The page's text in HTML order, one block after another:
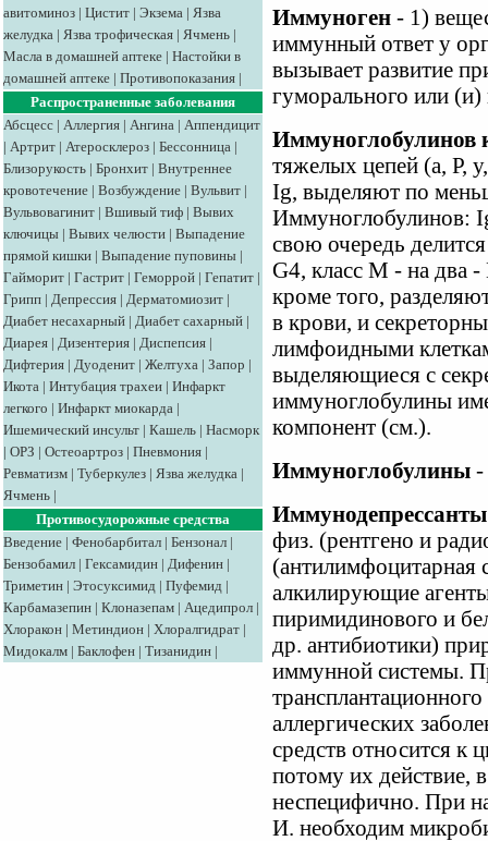
авитоминоз | Цистит | Экзема | Язва
желудка | Язва трофическая | Ячмень |
Масла в домашней аптеке | Настойки в
домашней аптеке | Противопоказания |
Распространенные заболевания
Абсцесс | Аллергия | Ангина | Аппендицит
| Артрит | Атеросклероз | Бессонница |
Близорукость | Бронхит | Внутреннее
кровотечение | Возбуждение | Вульвит |
Вульвовагинит | Вшивый тиф | Вывих
ключицы | Вывих челюсти | Выпадение
прямой кишки | Выпадение пуповины |
Гайморит | Гастрит | Геморрой | Гепатит |
Грипп | Депрессия | Дерматомиозит |
Диабет несахарный | Диабет сахарный |
Диарея | Дизентерия | Диспепсия |
Дифтерия | Дуоденит | Желтуха | Запор |
Икота | Интубация трахеи | Инфаркт
легкого | Инфаркт миокарда |
Ишемический инсульт | Кашель | Насморк
| ОРЗ | Остеоартроз | Пневмония |
Ревматизм | Туберкулез | Язва желудка |
Ячмень |
Противосудорожные средства
Введение | Фенобарбитал | Бензонал |
Бензобамил | Гексамидин | Дифенин |
Триметин | Этосуксимид | Пуфемид |
Карбамазепин | Клоназепам | Ацедипрол |
Хлоракон | Метиндион | Хлоралгидрат |
Мидокалм | Баклофен | Тизанидин |
Иммуноген - 1)
иммунный ответ у
вызывает развитие
гуморального или (и)
Иммуноглобулинов
тяжелых цепей (а, Р,
Ig, выделяют по
Иммуноглобулинов:
свою очередь
G4, класс М - на два
кроме того,
в крови, и
лимфоидными
выделяющиеся с
иммуноглобулины
компонент (см.).
Иммуноглобулины -
физ. (рентгено и
(антилимфоцитарная
алкилирующие
пиримидинового и
др. антибиотики)
иммунной системы.
аллергических
средств относится к
потому их действие,
неспецифично. При
И. необходим